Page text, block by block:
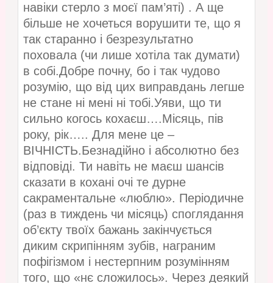
навіки стерло з моєї пам’яті) . А ще
більше не хочеться ворушити те, що я
так старанно і безрезультатно
поховала (чи лише хотіла так думати)
в собі.Добре почну, бо і так чудово
розумію, що від цих виправдань легше
не стане ні мені ні тобі.Уяви, що ти
сильно когось кохаєш….Місяць, пів
року, рік….. Для мене це –
ВІЧНІСТЬ.Безнадійно і абсолютно без
відповіді. Ти навіть не маєш шансів
сказати в кохані очі те дурне
сакраментальне «люблю». Періодичне
(раз в тиждень чи місяць) споглядання
об’єкту твоїх бажань закінчується
диким скрипінням зубів, награним
пофігізмом і нестерпним розумінням
того, що «нє сложилось». Через деякий